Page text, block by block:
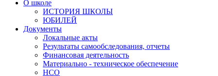
О школе
ИСТОРИЯ ШКОЛЫ
ЮБИЛЕЙ
Документы
Локальные акты
Результаты самообследования, отчеты
Финансовая деятельность
Материально - техническое обеспечение
НСО